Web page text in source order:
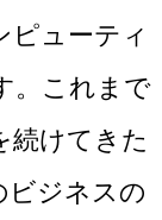
ピューティ
。これまで
続けてきた
ジネスの